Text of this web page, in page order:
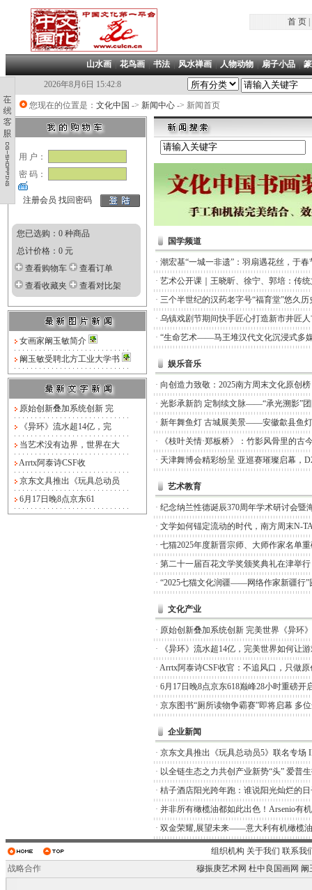
首 页|
山水画|花鸟画|书法|风水禅画|人物动物|扇子小品|
2026年8月6日 15:42:8
您现在的位置是： 文化中国 -> 新闻中心 -> 新闻首页
用 户：
密 码：
注册会员 找回密码
您已选购：0 种商品
总计价格：0 元
查看购物车
查看订单
查看收藏夹
查看对比架
女画家阚玉敏简介
阚玉敏受聘北方工业大学书
原始创新叠加系统创新 完
《异环》流水超14亿，完
当艺术没有边界，世界在大
Arrtx阿泰诗CSF收
京东文具推出《玩具总动员
6月17日晚8点京东61
国学频道
· 潮宏基“一城一非遗”：羽扇遇花丝，于
· 艺术公开课｜王晓昕、徐宁、郭培：传
· 三个半世纪的汉药老字号“福育堂”悠久历
· 乌镇戏剧节期间快手匠心打造新市井匠
· “生命艺术——马王堆汉代文化沉浸式多
娱乐音乐
· 向创造力致敬：2025南方周末文化原创
· 光影承新韵 定制续文脉——“承光溯影”
· 新年舞鱼灯 古城展美景——安徽歙县鱼
·
《枝叶关情·郑板桥》：竹影风骨里的古
· 天津舞博会精彩纷呈 亚巡赛璀璨启幕，
艺术教育
· 纪念纳兰性德诞辰370周年学术研讨会暨
· 文学如何锚定流动的时代，南方周末N-
· 七猫2025年度新晋宗师、大师作家名单
· 第二十一届百花文学奖颁奖典礼在津举行
· “2025七猫文化润疆——网络作家新疆行”
文化产业
· 原始创新叠加系统创新 完美世界《异环
·
《异环》流水超14亿，完美世界如何让游
· Arrtx阿泰诗CSF收官：不追风口，只做原
· 6月17日晚8点京东618巅峰28小时重磅开
· 京东图书“厕所读物争霸赛”即将启幕 多
企业新闻
· 京东文具推出《玩具总动员5》联名专场
· 以全链生态之力共创产业新势“头” 爱普
· 桔子酒店阳光跨年跑：谁说阳光灿烂的
· 并非所有橄榄油都如此出色！Arsenio有
· 双金荣耀,展望未来——意大利有机橄榄
组织机构 关于我们 联系我
战略合作
穆振庚艺术网 杜中良国画网 阚